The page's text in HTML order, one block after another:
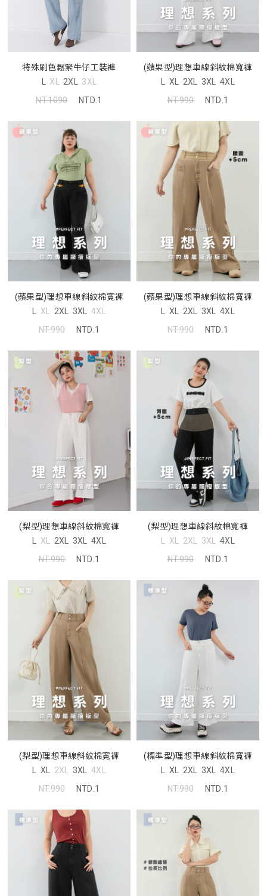
特殊刷色鬆緊牛仔工裝褲
L XL 2XL 3XL
NT.1090
NTD.1
(蘋果型)理想車線斜紋棉寬褲
L XL 2XL 3XL 4XL
NT.990
NTD.1
(蘋果型)理想車線斜紋棉寬褲
L XL 2XL 3XL 4XL
NT.990
NTD.1
(蘋果型)理想車線斜紋棉寬褲
L XL 2XL 3XL 4XL
NT.990
NTD.1
(梨型)理想車線斜紋棉寬褲
L XL 2XL 3XL 4XL
NT.990
NTD.1
(梨型)理想車線斜紋棉寬褲
L XL 2XL 3XL 4XL
NT.990
NTD.1
(梨型)理想車線斜紋棉寬褲
L XL 2XL 3XL 4XL
NT.990
NTD.1
(標準型)理想車線斜紋棉寬褲
L XL 2XL 3XL 4XL
NT.990
NTD.1